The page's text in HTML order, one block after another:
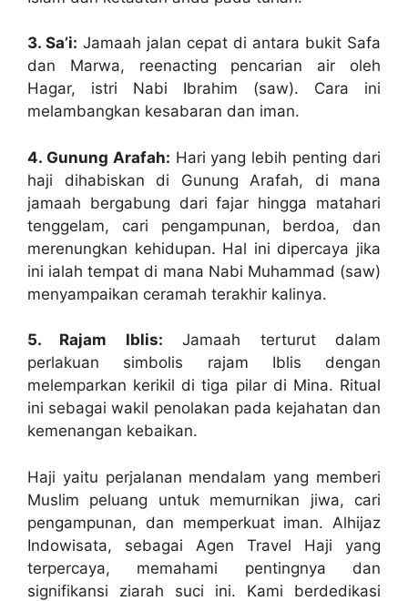
3. Sa’i: Jamaah jalan cepat di antara bukit Safa
dan Marwa, reenacting pencarian air oleh
Hagar, istri Nabi Ibrahim (saw). Cara ini
melambangkan kesabaran dan iman.
4. Gunung Arafah: Hari yang lebih penting dari
haji dihabiskan di Gunung Arafah, di mana
jamaah bergabung dari fajar hingga matahari
tenggelam, cari pengampunan, berdoa, dan
merenungkan kehidupan. Hal ini dipercaya jika
ini ialah tempat di mana Nabi Muhammad (saw)
menyampaikan ceramah terakhir kalinya.
5. Rajam Iblis: Jamaah terturut dalam
perlakuan simbolis rajam Iblis dengan
melemparkan kerikil di tiga pilar di Mina. Ritual
ini sebagai wakil penolakan pada kejahatan dan
kemenangan kebaikan.
Haji yaitu perjalanan mendalam yang memberi
Muslim peluang untuk memurnikan jiwa, cari
pengampunan, dan memperkuat iman. Alhijaz
Indowisata, sebagai Agen Travel Haji yang
terpercaya, memahami pentingnya dan
signifikansi ziarah suci ini. Kami berdedikasi